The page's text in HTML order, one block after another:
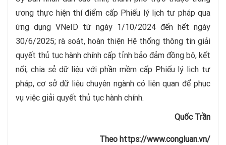
ương thực hiện thí điểm cấp Phiếu lý lịch tư pháp qua
ứng dụng VNeID từ ngày 1/10/2024 đến hết ngày
30/6/2025; rà soát, hoàn thiện Hệ thống thông tin giải
quyết thủ tục hành chính cấp tỉnh bảo đảm đồng bộ, kết
nối, chia sẻ dữ liệu với phần mềm cấp Phiếu lý lịch tư
pháp, cơ sở dữ liệu chuyên ngành có liên quan để phục
vụ việc giải quyết thủ tục hành chính.
Quốc Trần
Theo https://www.congluan.vn/